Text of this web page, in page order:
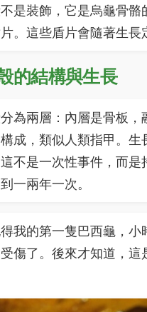
是裝飾，它是烏龜骨骼
。這些盾片會隨著生長
的結構與生長
為兩層：內層是骨板，
成，類似人類指甲。
不是一次性事件，而
一兩年一次。
我的第一隻巴西龜，
傷了。後來才知道，這